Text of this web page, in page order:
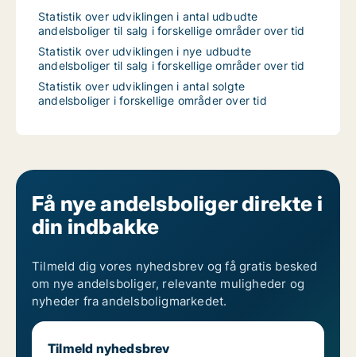
Statistik over udviklingen i antal udbudte
andelsboliger til salg i forskellige områder over tid
Statistik over udviklingen i nye udbudte
andelsboliger til salg i forskellige områder over tid
Statistik over udviklingen i antal solgte
andelsboliger i forskellige områder over tid
Få nye andelsboliger direkte i
din indbakke
Tilmeld dig vores nyhedsbrev og få gratis besked
om nye andelsboliger, relevante muligheder og
nyheder fra andelsboligmarkedet.
Tilmeld nyhedsbrev